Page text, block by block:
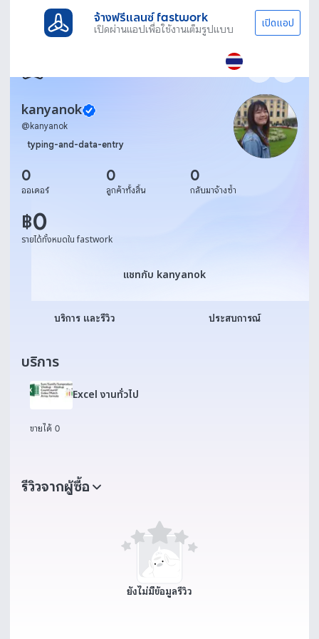
จ้างฟรีแลนซ์ fastwork
เปิดผ่านแอปเพื่อใช้งานเต็มรูปแบบ เปิดแอป
kanyanok
@ kanyanok
typing-and-data-entry
0
ออเดอร์
0
ลูกค้าทั้งสิ้น
0
กลับมาจ้างซ้ำ
฿0
รายได้ทั้งหมดใน fastwork
แชทกับ kanyanok
แชทกับ kanyanok
บริการ และรีวิว ประสบการณ์
บริการ
Excel งานทั่วไป
ขายได้ 0
รีวิวจากผู้ซื้อ
ยังไม่มีข้อมูลรีวิว